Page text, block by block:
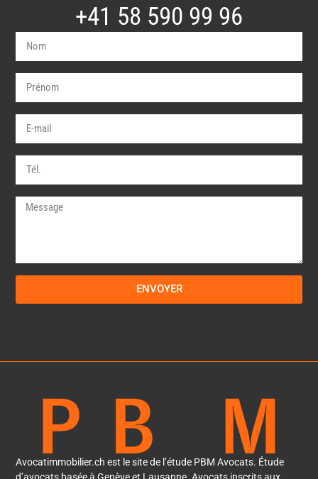
+41 58 590 99 96
ENVOYER
Avocatimmobilier.ch est le site de l’étude PBM Avocats. Étude